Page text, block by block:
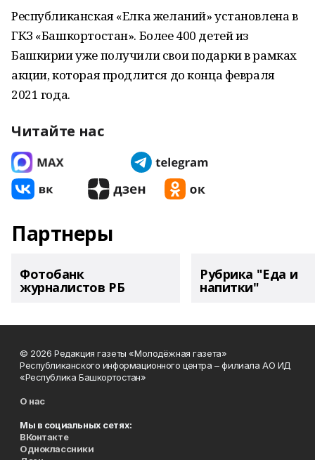
Республиканская «Елка желаний» установлена в
ГКЗ «Башкортостан». Более 400 детей из
Башкирии уже получили свои подарки в рамках
акции, которая продлится до конца февраля
2021 года.
Читайте нас
Партнеры
Фотобанк
журналистов РБ
Рубрика "Еда и
напитки"
© 2026 Редакция газеты «Молодёжная газета»
Республиканского информационного центра – филиала АО ИД
«Республика Башкортостан»
О нас
Мы в социальных сетях:
ВКонтакте
Одноклассники